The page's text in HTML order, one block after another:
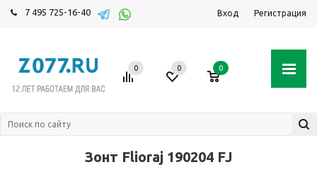
7 495 725-16-40 Вход Регистрация
0 0 0
Зонт Flioraj 190204 FJ